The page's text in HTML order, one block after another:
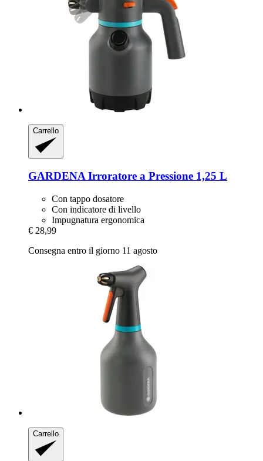
Carrello
GARDENA Irroratore a Pressione 1,25 L
Con tappo dosatore
Con indicatore di livello
Impugnatura ergonomica
€ 28,99
Consegna entro il giorno 11 agosto
Carrello